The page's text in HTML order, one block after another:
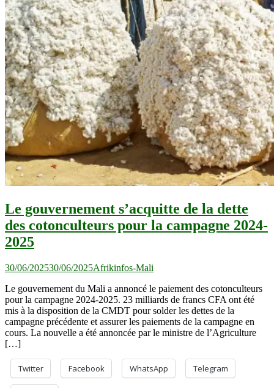
Le gouvernement s’acquitte de la dette
des cotonculteurs pour la campagne 2024-
2025
30/06/202530/06/2025Afrikinfos-Mali
Le gouvernement du Mali a annoncé le paiement des cotonculteurs
pour la campagne 2024-2025. 23 milliards de francs CFA ont été
mis à la disposition de la CMDT pour solder les dettes de la
campagne précédente et assurer les paiements de la campagne en
cours. La nouvelle a été annoncée par le ministre de l’Agriculture
[…]
Twitter Facebook WhatsApp Telegram